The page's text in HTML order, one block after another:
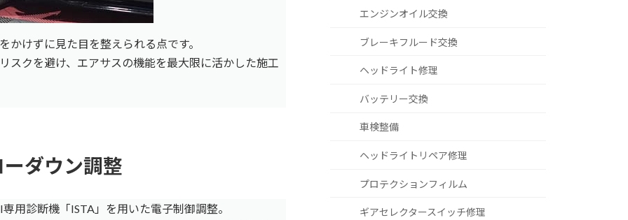
けずに見た目を整えられる点です。
スクを避け、エアサスの機能を最大限に活かした施工
ダウン調整
用診断機「ISTA」を用いた電子制御調整。
エンジンオイル交換
ブレーキフルード交換
ヘッドライト修理
バッテリー交換
車検整備
ヘッドライトリペア修理
プロテクションフィルム
ギアセレクタースイッチ修理